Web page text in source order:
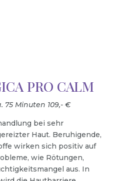
PRO CALM
75 Minuten 109,- €
bei sehr
Haut. Beruhigende,
wirken sich positiv auf
wie Rötungen,
aus. In